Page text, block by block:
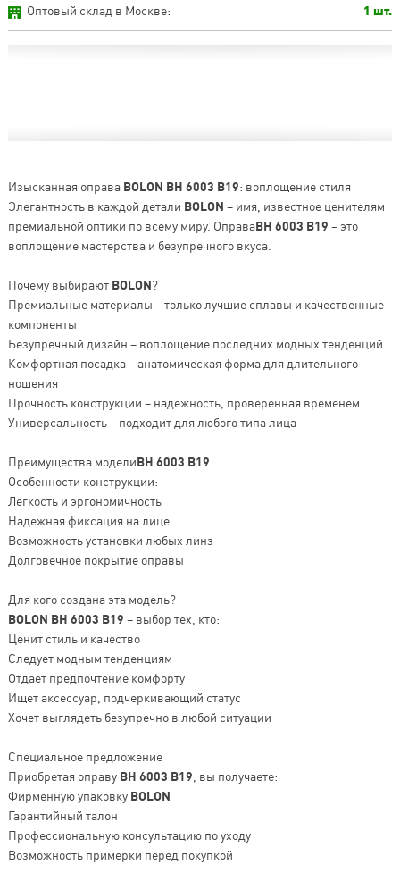
Оптовый склад в Москве: 1 шт.
Изысканная оправа BOLON BH 6003 B19: воплощение стиля
Элегантность в каждой детали BOLON – имя, известное ценителям
премиальной оптики по всему миру. ОправаBH 6003 B19 – это
воплощение мастерства и безупречного вкуса.
Почему выбирают BOLON?
Премиальные материалы – только лучшие сплавы и качественные
компоненты
Безупречный дизайн – воплощение последних модных тенденций
Комфортная посадка – анатомическая форма для длительного
ношения
Прочность конструкции – надежность, проверенная временем
Универсальность – подходит для любого типа лица
Преимущества моделиBH 6003 B19
Особенности конструкции:
Легкость и эргономичность
Надежная фиксация на лице
Возможность установки любых линз
Долговечное покрытие оправы
Для кого создана эта модель?
BOLON BH 6003 B19 – выбор тех, кто:
Ценит стиль и качество
Следует модным тенденциям
Отдает предпочтение комфорту
Ищет аксессуар, подчеркивающий статус
Хочет выглядеть безупречно в любой ситуации
Специальное предложение
Приобретая оправу BH 6003 B19 , вы получаете:
Фирменную упаковку BOLON
Гарантийный талон
Профессиональную консультацию по уходу
Возможность примерки перед покупкой